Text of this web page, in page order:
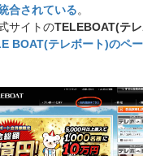
合されている。
サイトのTELEBOAT(テ
BOAT(テレボート)のペ